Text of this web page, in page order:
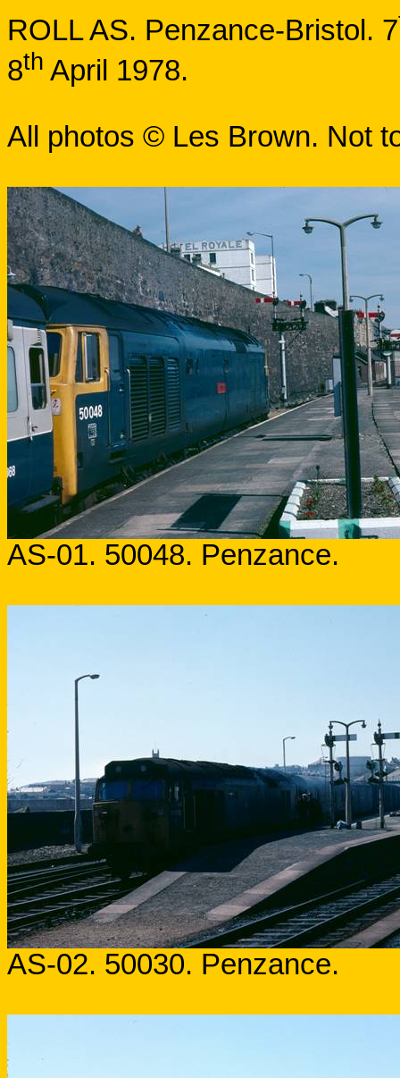
ROLLAS. Penzance-Bristol. 7
8th April 1978.
All photos © Les Brown. Not
AS-01. 50048. Penzance.
AS-02. 50030. Penzance.